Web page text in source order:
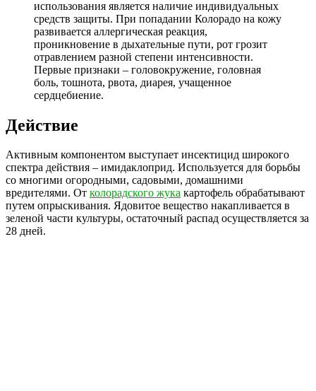
использования является наличие индивидуальных
средств защиты. При попадании Колорадо на кожу
развивается аллергическая реакция,
проникновение в дыхательные пути, рот грозит
отравлением разной степени интенсивности.
Первые признаки – головокружение, головная
боль, тошнота, рвота, диарея, учащенное
сердцебиение.
Действие
Активным компонентом выступает инсектицид широкого
спектра действия – имидаклоприд. Используется для борьбы
со многими огородными, садовыми, домашними
вредителями. От колорадского жука картофель обрабатывают
путем опрыскивания. Ядовитое вещество накапливается в
зеленой части культуры, остаточный распад осуществляется за
28 дней.